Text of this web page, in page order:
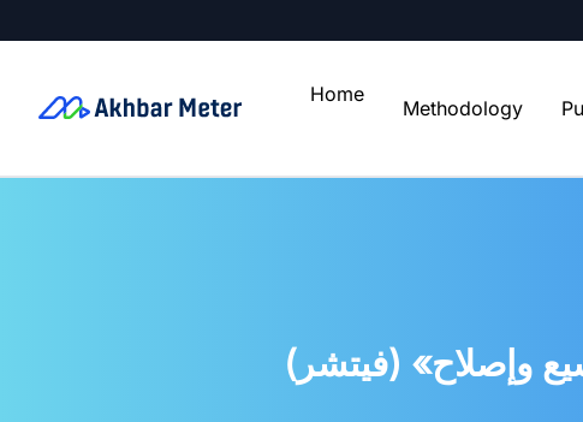
Home
Methodology
وإصلاح» (فيتشر)